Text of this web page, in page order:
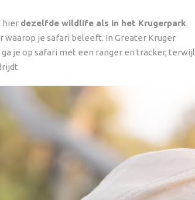
hier dezelfde wildlife als in het Krugerpark.
waarop je safari beleeft. In Greater Kruger
je op safari met een ranger en tracker, terwijl